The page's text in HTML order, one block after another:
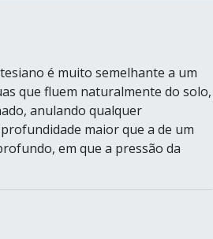
é muito semelhante a um
que fluem naturalmente do solo,
anulando qualquer
maior que a de um
em que a pressão da